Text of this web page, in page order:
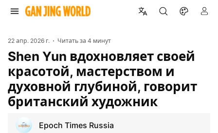
22 апр. 2026 г. Читать за4 минут
Shen Yun вдохновляет своей
красотой, мастерством и
духовной глубиной, говорит
британский художник
Epoch Times Russia